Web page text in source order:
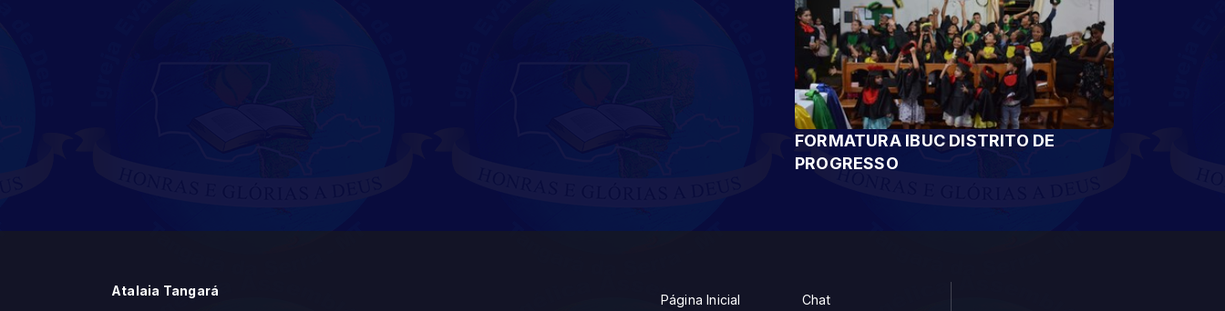
FORMATURA IBUC DISTRITO DE
PROGRESSO
Atalaia Tangará
Página Inicial Chat